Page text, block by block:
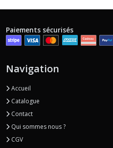
Paiements sécurisés
Navigation
Accueil
Catalogue
Contact
Qui sommes nous ?
CGV